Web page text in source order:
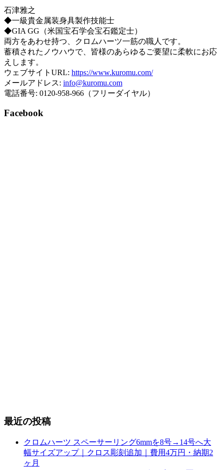
石津雅之
◆一級貴金属装身具製作技能士
◆GIA GG（米国宝石学会宝石鑑定士）
両方をあわせ持つ、クロムハーツ一筋の職人です。
蓄積されたノウハウで、皆様のあらゆるご要望に柔軟にお応
えします。
ウェブサイトURL: https://www.kuromu.com/
メールアドレス: info@kuromu.com
電話番号: 0120-958-966（フリーダイヤル）
Facebook
最近の投稿
クロムハーツ スペーサーリング6mmを8号→14号へ大
幅サイズアップ｜クロス彫刻追加｜費用4万円・納期2
ヶ月